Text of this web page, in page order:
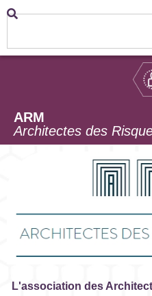
ARM
Architectes des
L'association des